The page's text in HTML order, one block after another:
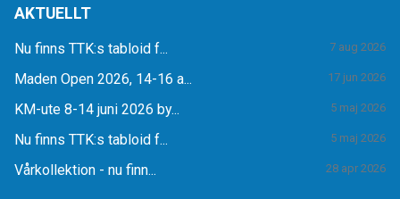
AKTUELLT
Nu finns TTK:s tabloid f... 7 aug 2026
Maden Open 2026, 14-16 a... 17 jun 2026
KM-ute 8-14 juni 2026 by... 5 maj 2026
Nu finns TTK:s tabloid f... 5 maj 2026
Vårkollektion - nu finn... 28 apr 2026